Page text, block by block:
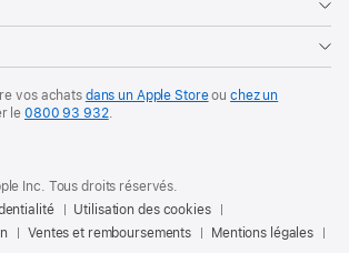
vos achats dans un Apple Storeouchez un
le0800 93 932.
Inc. Tous droits réservés.
Utilisation des cookies
Ventes et remboursements
Mentions légales